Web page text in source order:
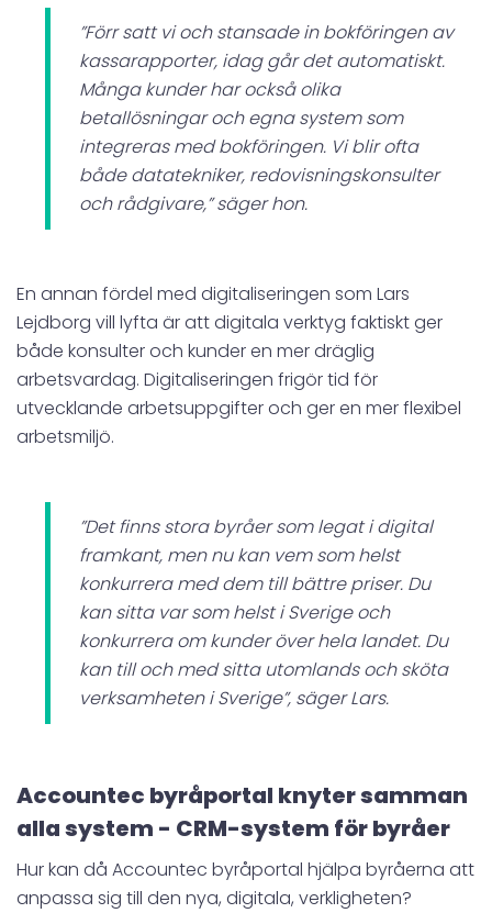
”Förr satt vi och stansade in bokföringen av
kassarapporter, idag går det automatiskt.
Många kunder har också olika
betallösningar och egna system som
integreras med bokföringen. Vi blir ofta
både datatekniker, redovisningskonsulter
och rådgivare,” säger hon.
En annan fördel med digitaliseringen som Lars
Lejdborg vill lyfta är att digitala verktyg faktiskt ger
både konsulter och kunder en mer dräglig
arbetsvardag. Digitaliseringen frigör tid för
utvecklande arbetsuppgifter och ger en mer flexibel
arbetsmiljö.
”Det finns stora byråer som legat i digital
framkant, men nu kan vem som helst
konkurrera med dem till bättre priser. Du
kan sitta var som helst i Sverige och
konkurrera om kunder över hela landet. Du
kan till och med sitta utomlands och sköta
verksamheten i Sverige”, säger Lars.
Accountec byråportal knyter samman
alla system - CRM-system för byråer
Hur kan då Accountec byråportal hjälpa byråerna att
anpassa sig till den nya, digitala, verkligheten?